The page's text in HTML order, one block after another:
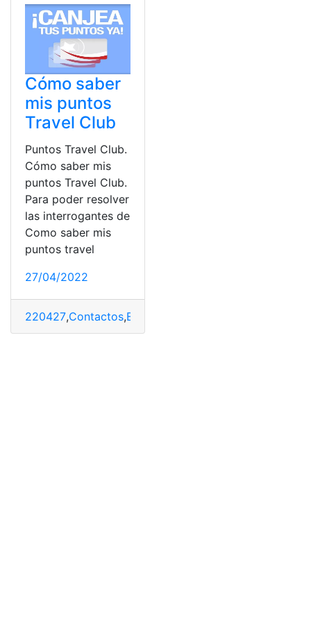
Cómo saber
mis puntos
Travel Club
Puntos Travel Club.
Cómo saber mis
puntos Travel Club.
Para poder resolver
las interrogantes de
Como saber mis
puntos travel
27/04/2022
220427,Contactos,España